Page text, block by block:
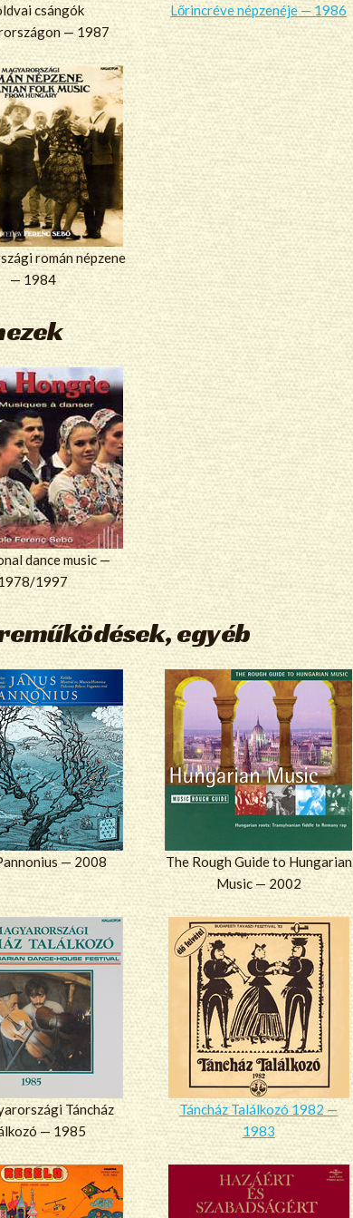
csángók
— 1987
Lőrincréve népzenéje — 1986
román népzene
— 1984
dance music —
1997
egyéb
— 2008
The Rough Guide to Hungarian
Music — 2002
Táncház
— 1985
Táncház Találkozó 1982 —
1983